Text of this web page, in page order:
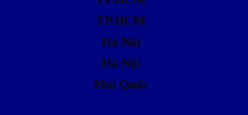
TP.HCM
Hà Nội
Hà Nội
Phú Quốc